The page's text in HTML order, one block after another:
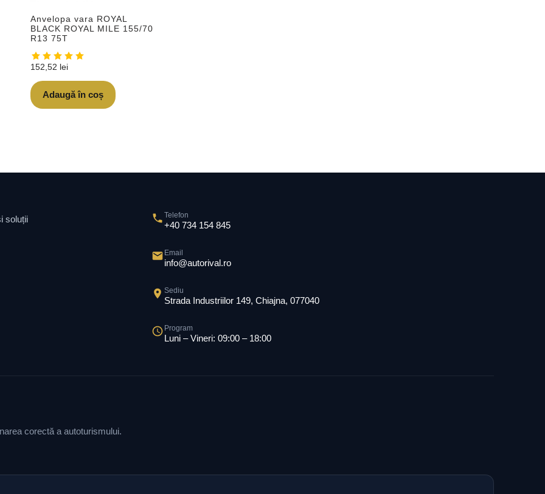
Anvelopa vara ROYAL
BLACK ROYAL MILE 155/70
R13 75T
152,52 lei
Adaugă în coș
soluții
Telefon
+40 734 154 845
Email
info@autorival.ro
Sediu
Strada Industriilor 149, Chiajna, 077040
Program
Luni – Vineri: 09:00 – 18:00
corectă a autoturismului.